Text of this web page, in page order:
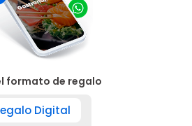
formato de regalo
Digital